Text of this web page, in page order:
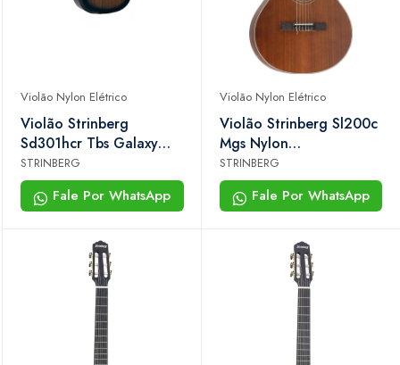
Violão Nylon Elétrico
Violão Strinberg
Sd301hcr Tbs Galaxy
Tobacco Sunburst
STRINBERG
Fale Por WhatsApp
Violão Nylon Elétrico
Violão Strinberg Sl200c
Mgs Nylon
Eletroacústico Super
Flat Mogno Fosco Com
Afinador
STRINBERG
Fale Por WhatsApp